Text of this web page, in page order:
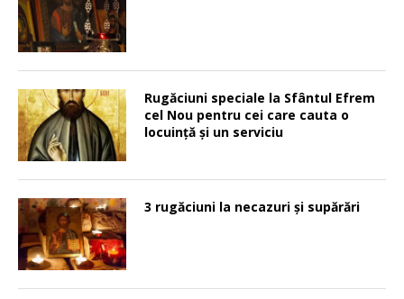
Rugăciuni speciale la Sfântul Efrem
cel Nou pentru cei care cauta o
locuinţă şi un serviciu
3 rugăciuni la necazuri și supărări